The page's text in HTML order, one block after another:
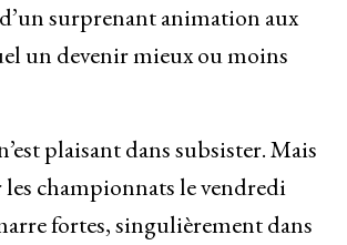
surprenant animation aux
un devenir mieux ou moins
plaisant dans subsister. Mais
les championnats le vendredi
fortes, singulièrement dans